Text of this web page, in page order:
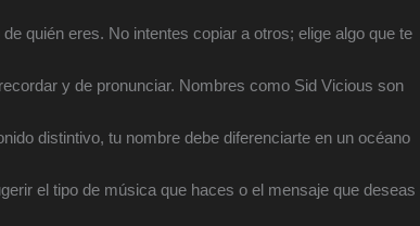
quién eres. No intentes copiar a otros; elige algo que te
y de pronunciar. Nombres como Sid Vicious son
distintivo, tu nombre debe diferenciarte en un océano
el tipo de música que haces o el mensaje que deseas